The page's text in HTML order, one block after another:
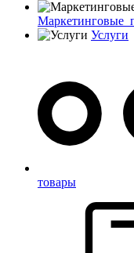
Услуги
товары